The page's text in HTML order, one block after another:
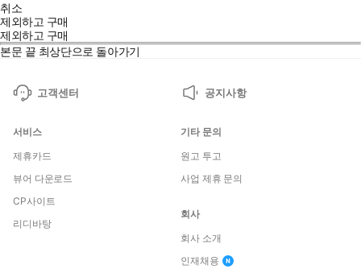
취소
제외하고 구매
제외하고 구매
본문 끝 최상단으로 돌아가기
고객센터 공지사항
서비스
제휴카드
뷰어 다운로드
CP사이트
리디바탕
기타 문의
원고 투고
사업 제휴 문의
회사
회사 소개
인재채용